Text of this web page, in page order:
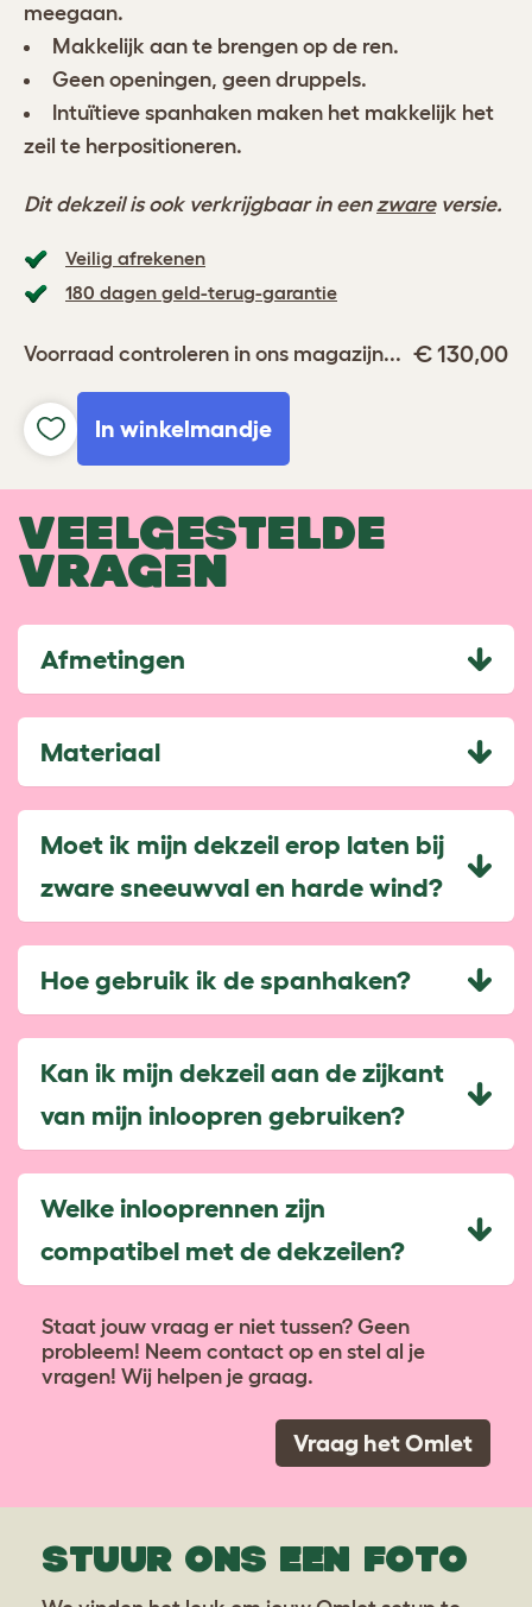
Veilig afrekenen
180 dagen geld-terug-garantie
Voorraad controleren in ons magazijn... € 130,00
In winkelmandje
meegaan.
Makkelijk aan te brengen op de ren.
Geen openingen, geen druppels.
Intuïtieve spanhaken maken het makkelijk het
zeil te herpositioneren.
Dit dekzeil is ook verkrijgbaar in eenzwareversie.
VEELGESTELDE
VRAGEN
Afmetingen
Materiaal
Moet ik mijn dekzeil erop laten bij
zware sneeuwval en harde wind?
Hoe gebruik ik de spanhaken?
Kan ik mijn dekzeil aan de zijkant
van mijn inloopren gebruiken?
Welke inlooprennen zijn
compatibel met de dekzeilen?
Staat jouw vraag er niet tussen? Geen
probleem! Neem contact op en stel al je
vragen! Wij helpen je graag.
Vraag het Omlet
STUUR ONS EEN FOTO